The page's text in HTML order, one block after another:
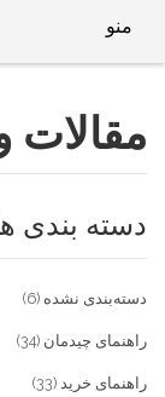
منو
فروشگاه
میز و صندلی خانگی
تماس با ما
خدمات
تماس با ما
پیش پرداخت
مقالات
دسته بندی
دسته‌بندی نشده (6)
راهنمای چیدمان (34)
راهنمای خرید (33)